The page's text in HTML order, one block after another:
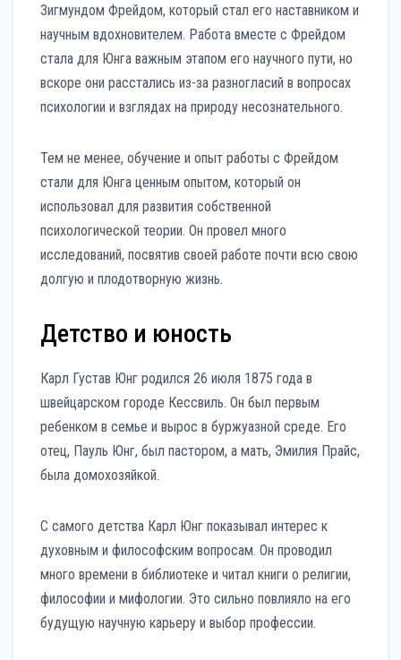
Зигмундом Фрейдом, который стал его наставником и
научным вдохновителем. Работа вместе с Фрейдом
стала для Юнга важным этапом его научного пути, но
вскоре они расстались из-за разногласий в вопросах
психологии и взглядах на природу несознательного.
Тем не менее, обучение и опыт работы с Фрейдом
стали для Юнга ценным опытом, который он
использовал для развития собственной
психологической теории. Он провел много
исследований, посвятив своей работе почти всю свою
долгую и плодотворную жизнь.
Детство и юность
Карл Густав Юнг родился 26 июля 1875 года в
швейцарском городе Кессвиль. Он был первым
ребенком в семье и вырос в буржуазной среде. Его
отец, Пауль Юнг, был пастором, а мать, Эмилия Прайс,
была домохозяйкой.
С самого детства Карл Юнг показывал интерес к
духовным и философским вопросам. Он проводил
много времени в библиотеке и читал книги о религии,
философии и мифологии. Это сильно повлияло на его
будущую научную карьеру и выбор профессии.